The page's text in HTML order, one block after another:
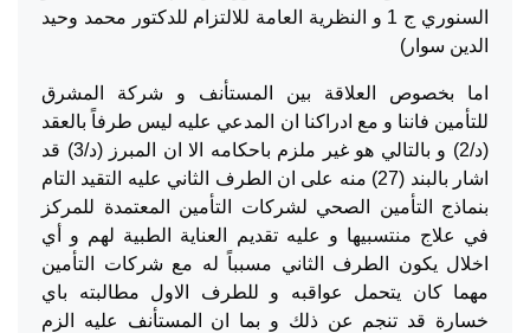
السنوري ج 1 و النظرية العامة للالتزام للدكتور محمد وحيد
الدين سوار)
اما بخصوص العلاقة بين المستأنف و شركة المشرق
للتأمين فاننا و مع ادراكنا ان المدعي عليه ليس طرفاً بالعقد
(د/2) و بالتالي هو غير ملزم باحكامه الا ان المبرز (د/3) قد
اشار بالبند (27) منه على ان الطرف الثاني عليه التقيد التام
بنماذج التأمين الصحي لشركات التأمين المعتمدة للمركز
في علاج منتسبيها و عليه تقديم العناية الطبية لهم و أي
اخلال يكون الطرف الثاني مسبباً له مع شركات التأمين
مهما كان يتحمل عواقبه و للطرف الاول مطالبته باي
خسارة قد تنجم عن ذلك و بما ان المستأنف عليه الزم